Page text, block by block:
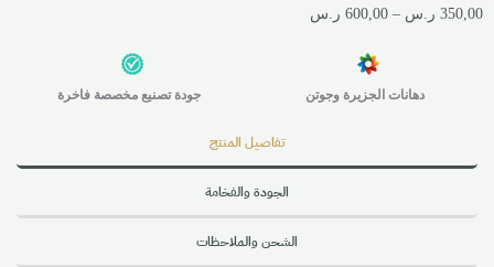
350,00 ر.س –
600,00 ر.س
دهانات الجزيرة وجوتن جودة تصنيع مخصصة فاخرة
تفاصيل المنتج
الجودة والفخامة
الشحن والملاحظات